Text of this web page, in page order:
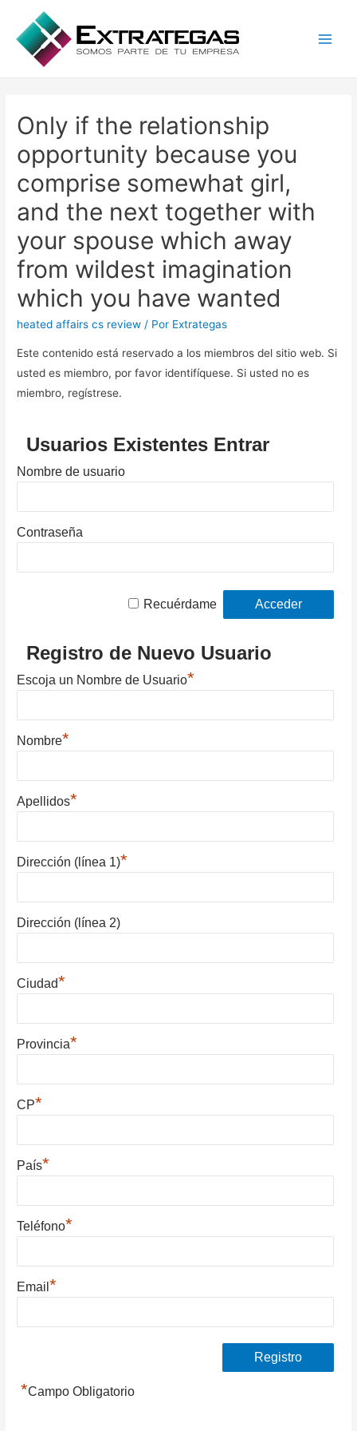
Only if the relationship
opportunity because you
comprise somewhat girl,
and the next together with
your spouse which away
from wildest imagination
which you have wanted
heated affairs cs review / Por Extrategas
Este contenido está reservado a los miembros del sitio web. Si
usted es miembro, por favor identifíquese. Si usted no es
miembro, regístrese.
Usuarios Existentes Entrar
Nombre de usuario
Contraseña
Recuérdame
Registro de Nuevo Usuario
Escoja un Nombre de Usuario*
Nombre*
Apellidos*
Dirección (línea 1)*
Dirección (línea 2)
Ciudad*
Provincia*
CP*
País*
Teléfono*
Email*
*Campo Obligatorio